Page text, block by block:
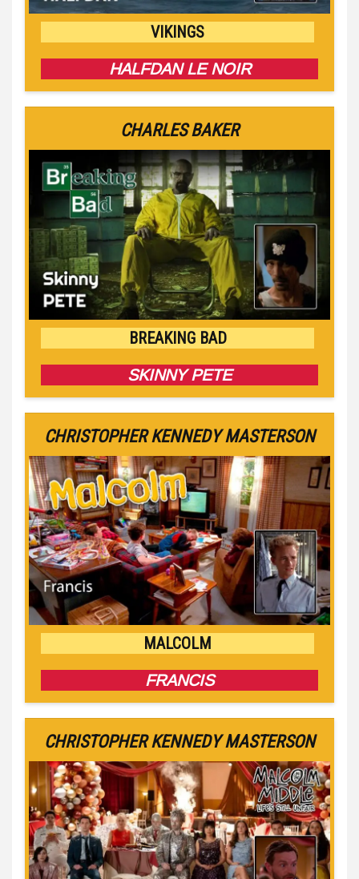
VIKINGS
HALFDAN LE NOIR
CHARLES BAKER
BREAKING BAD
SKINNY PETE
CHRISTOPHER KENNEDY MASTERSON
MALCOLM
FRANCIS
CHRISTOPHER KENNEDY MASTERSON